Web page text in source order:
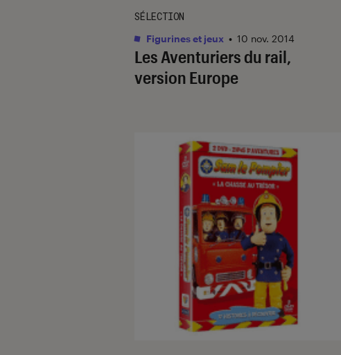
Les Aventuriers du rail,
version Europe
SÉLECTION
Figurines et jeux • 10 nov. 2014